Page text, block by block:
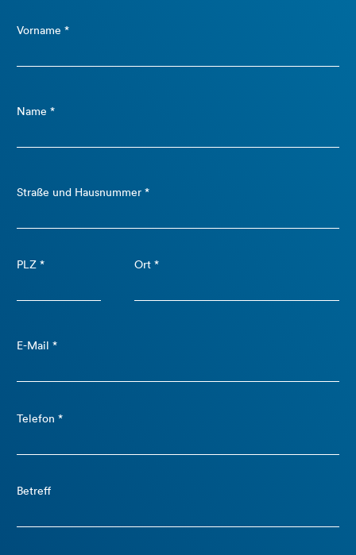
Vorname *
Name *
Straße und Hausnummer *
PLZ * Ort *
E-Mail *
Telefon *
Betreff